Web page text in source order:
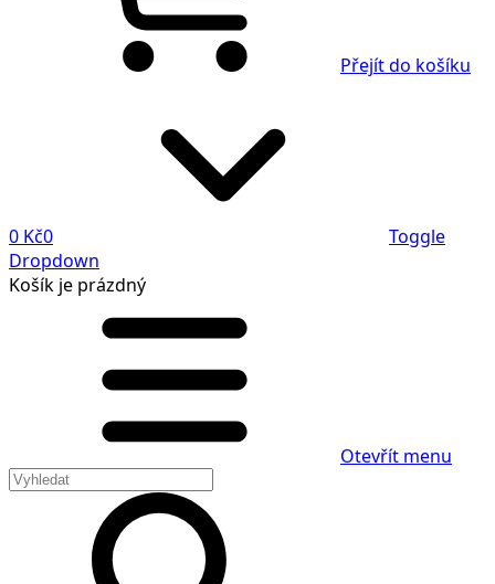
Přejít do košíku
0 Kč0
Toggle
Dropdown
Košík je prázdný
Otevřít menu